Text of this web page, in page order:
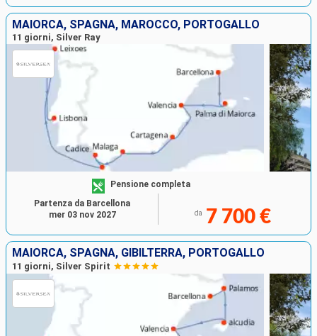
MAIORCA, SPAGNA, MAROCCO, PORTOGALLO
11 giorni, Silver Ray
Pensione completa
da 7 700 €
Partenza da Barcellona
mer 03 nov 2027
MAIORCA, SPAGNA, GIBILTERRA, PORTOGALLO
11 giorni, Silver Spirit